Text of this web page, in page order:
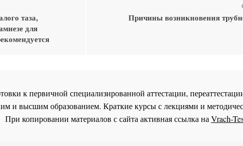
таза,
для
Причины возникновения
к первичной специализированной аттестации,
и высшим образованием. Краткие курсы с лекциями и
При копировании материалов с сайта активная ссылка наVrach-